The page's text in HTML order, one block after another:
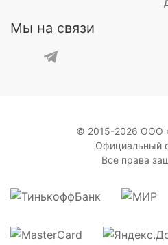
Мы на связи
© 2015-2026 ООО
Официальный
Все права